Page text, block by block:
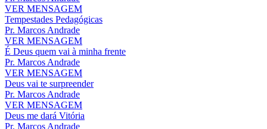
VER MENSAGEM
Tempestades Pedagógicas
Pr. Marcos Andrade
VER MENSAGEM
É Deus quem vai à minha frente
Pr. Marcos Andrade
VER MENSAGEM
Deus vai te surpreender
Pr. Marcos Andrade
VER MENSAGEM
Deus me dará Vitória
Pr. Marcos Andrade